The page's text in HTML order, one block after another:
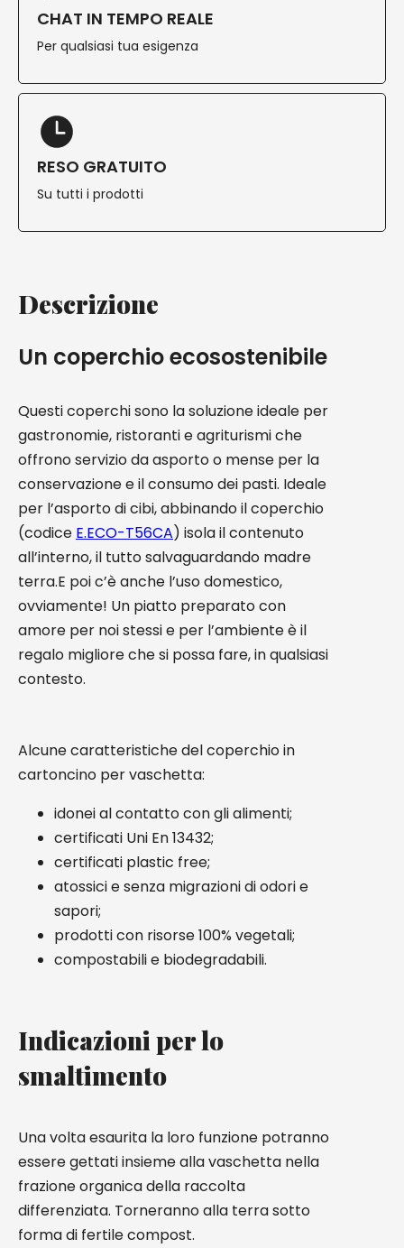
CHAT IN TEMPO REALE
Per qualsiasi tua esigenza
RESO GRATUITO
Su tutti i prodotti
Descrizione
Un coperchio ecosostenibile
Questi coperchi sono la soluzione ideale per
gastronomie, ristoranti e agriturismi che
offrono servizio da asporto o mense per la
conservazione e il consumo dei pasti. Ideale
per l’asporto di cibi, abbinando il coperchio
(codice E.ECO-T56CA) isola il contenuto
all’interno, il tutto salvaguardando madre
terra.E poi c’è anche l’uso domestico,
ovviamente! Un piatto preparato con
amore per noi stessi e per l’ambiente è il
regalo migliore che si possa fare, in qualsiasi
contesto.
Alcune caratteristiche del coperchio in
cartoncino per vaschetta:
idonei al contatto con gli alimenti;
certificati Uni En 13432;
certificati plastic free;
atossici e senza migrazioni di odori e
sapori;
prodotti con risorse 100% vegetali;
compostabili e biodegradabili.
Indicazioni per lo
smaltimento
Una volta esaurita la loro funzione potranno
essere gettati insieme alla vaschetta nella
frazione organica della raccolta
differenziata. Torneranno alla terra sotto
forma di fertile compost.